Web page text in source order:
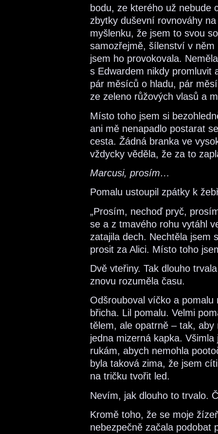
bodu, ze kterého už nebude
zbytky duševní rovnováhy
myšlenku, že jsem to svou
samozřejmě, šílenství v něm
jsem ho provokovala.
s Edwardem nikdy promluvit
pár měsíců o hladu, pár
ze zeleno růžových vlasů a
Místo toho jsem si
ani mě nenapadlo postarat
cesta. Žádná branka ve
vždycky věděla, že za to
Marcusi, prosím…
Pomalu ustoupil zpátky k
„Prosím, nechoď pryč,
se a z tmavého rohu vytáhl
zatajila dech. Nechtěla jsem
prosit za Alici. Místo toho
Dvě vteřiny. Tak dlouho
znovu rozuměla času.
Odšrouboval víčko a pomalu
břicha. Lil pomalu. Velmi
tělem, ale opatrně – tak,
jedna mizerná kapka.
rukám, abych nemohla
byla taková zima, že jsem
na tričku tvořit led.
Nevím, jak dlouho to trvalo.
Kromě toho, že se moje
nebezpečně začala podobat